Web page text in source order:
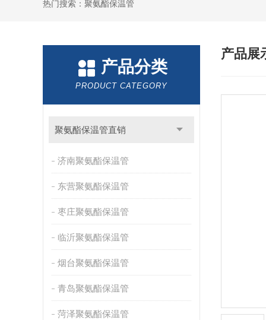
热门搜索：聚氨酯保温管
产品分类
PRODUCT CATEGORY
聚氨酯保温管直销
济南聚氨酯保温管
东营聚氨酯保温管
枣庄聚氨酯保温管
临沂聚氨酯保温管
烟台聚氨酯保温管
青岛聚氨酯保温管
菏泽聚氨酯保温管
产品展